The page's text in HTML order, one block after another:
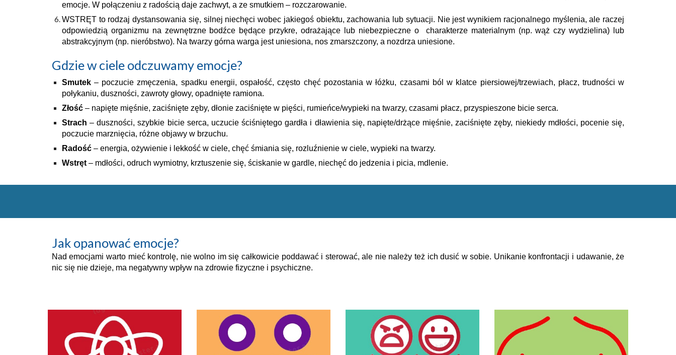
emocje. W połączeniu z radością daje zachwyt, a ze smutkiem – rozczarowanie.
WSTRĘT to rodzaj dystansowania się, silnej niechęci wobec jakiegoś obiektu, zachowania lub sytuacji. Nie jest wynikiem racjonalnego myślenia, ale raczej
odpowiedzią organizmu na zewnętrzne bodźce będące przykre, odrażające lub niebezpieczne o charakterze materialnym (np. wąż czy wydzielina) lub
abstrakcyjnym (np. nieróbstwo). Na twarzy górna warga jest uniesiona, nos zmarszczony, a nozdrza uniesione.
Gdzie w ciele odczuwamy emocje?
Smutek– poczucie zmęczenia, spadku energii, ospałość, często chęć pozostania w łóżku, czasami ból w klatce piersiowej/trzewiach, płacz, trudności w
połykaniu, duszności, zawroty głowy, opadnięte ramiona.
Złość– napięte mięśnie, zaciśnięte zęby, dłonie zaciśnięte w pięści, rumieńce/wypieki na twarzy, czasami płacz, przyspieszone bicie serca.
Strach – duszności, szybkie bicie serca, uczucie ściśniętego gardła i dławienia się, napięte/drżące mięśnie, zaciśnięte zęby, niekiedy mdłości, pocenie się,
poczucie marznięcia, różne objawy w brzuchu.
Radość– energia, ożywienie i lekkość w ciele, chęć śmiania się, rozluźnienie w ciele, wypieki na twarzy.
Wstręt– mdłości, odruch wymiotny, krztuszenie się, ściskanie w gardle, niechęć do jedzenia i picia, mdlenie.
Jak opanować emocje?
Nad emocjami warto mieć kontrolę, nie wolno im się całkowicie poddawać i sterować, ale nie należy też ich dusić w sobie. Unikanie konfrontacji i udawanie, że
nic się nie dzieje, ma negatywny wpływ na zdrowie fizyczne i psychiczne.